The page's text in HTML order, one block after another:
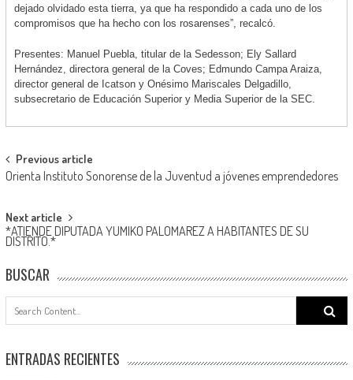
dejado olvidado esta tierra, ya que ha respondido a cada uno de los
compromisos que ha hecho con los rosarenses”, recalcó.
Presentes: Manuel Puebla, titular de la Sedesson; Ely Sallard
Hernández, directora general de la Coves; Edmundo Campa Araiza,
director general de Icatson y Onésimo Mariscales Delgadillo,
subsecretario de Educación Superior y Media Superior de la SEC.
Post
navigation
Previous article
Orienta Instituto Sonorense de la Juventud a jóvenes emprendedores
Next article
*ATIENDE DIPUTADA YUMIKO PALOMAREZ A HABITANTES DE SU
DISTRITO.*
BUSCAR
Search
ENTRADAS RECIENTES